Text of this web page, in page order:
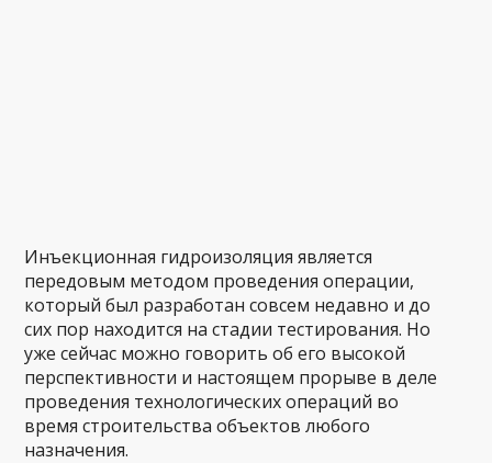
Инъекционная гидроизоляция является
передовым методом проведения операции,
который был разработан совсем недавно и до
сих пор находится на стадии тестирования. Но
уже сейчас можно говорить об его высокой
перспективности и настоящем прорыве в деле
проведения технологических операций во
время строительства объектов любого
назначения.